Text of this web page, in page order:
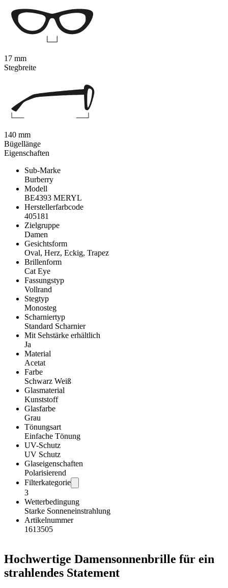
Eigenschaften
Sub-Marke
Burberry
Modell
BE4393 MERYL
Herstellerfarbcode
405181
Zielgruppe
Damen
Gesichtsform
Oval, Herz, Eckig, Trapez
Brillenform
Cat Eye
Fassungstyp
Vollrand
Stegtyp
Monosteg
Scharniertyp
Standard Scharnier
Mit Sehstärke erhältlich
Ja
Material
Acetat
Farbe
Schwarz Weiß
Glasmaterial
Kunststoff
Glasfarbe
Grau
Tönungsart
Einfache Tönung
UV-Schutz
UV Schutz
Glaseigenschaften
Polarisierend
Filterkategorie
3
Wetterbedingung
Starke Sonneneinstrahlung
Artikelnummer
1613505
Hochwertige Damensonnenbrille für ein
strahlendes Statement
17 mm
Stegbreite
140 mm
Bügellänge